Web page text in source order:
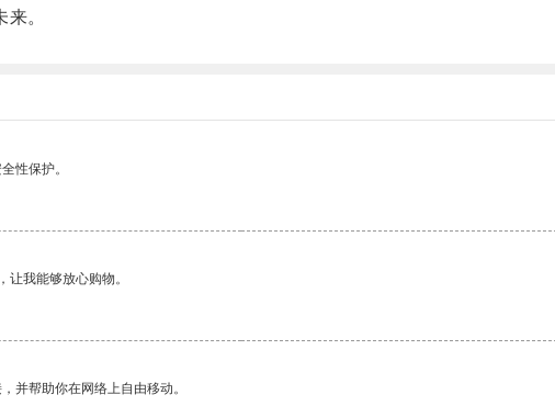
。
性保护。
我能够放心购物。
并帮助你在网络上自由移动。